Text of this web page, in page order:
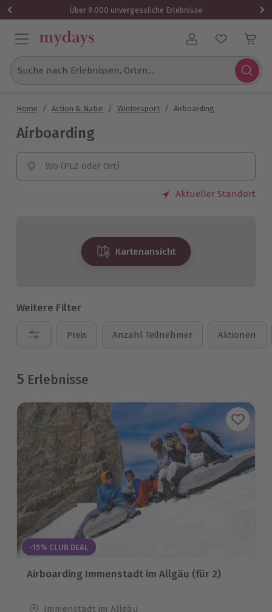
Über 9.000 unvergessliche Erlebnisse
Benutzerkonto
Suche nach Erlebnissen, Orten...
Home / Action & Natur / Wintersport / Airboarding
Airboarding
Wo (PLZ oder Ort)
Aktueller Standort
Kartenansicht
Weitere Filter
Preis Anzahl Teilnehmer Aktionen
5 Erlebnisse
-15% CLUB DEAL
Airboarding Immenstadt im Allgäu (für 2)
Standort
Immenstadt im Allgäu